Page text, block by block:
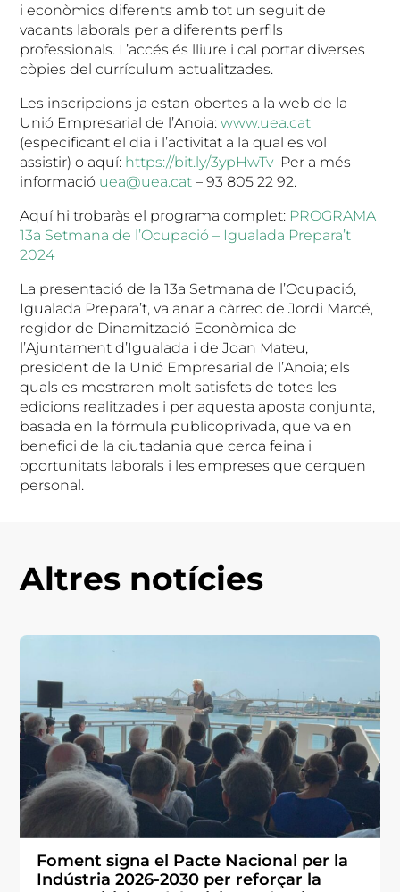
i econòmics diferents amb tot un seguit de
vacants laborals per a diferents perfils
professionals. L’accés és lliure i cal portar diverses
còpies del currículum actualitzades.
Les inscripcions ja estan obertes a la web de la
Unió Empresarial de l’Anoia:www.uea.cat
(especificant el dia i l’activitat a la qual es vol
assistir) o aquí: https://bit.ly/3ypHwTvPer a més
informació uea@uea.cat – 93 805 22 92.
Aquí hi trobaràs el programa complet: PROGRAMA
13a Setmana de l’Ocupació – Igualada Prepara’t
2024
La presentació de la 13a Setmana de l’Ocupació,
Igualada Prepara’t, va anar a càrrec de Jordi Marcé,
regidor de Dinamització Econòmica de
l’Ajuntament d’Igualada i de Joan Mateu,
president de la Unió Empresarial de l’Anoia; els
quals es mostraren molt satisfets de totes les
edicions realitzades i per aquesta aposta conjunta,
basada en la fórmula publicoprivada, que va en
benefici de la ciutadania que cerca feina i
oportunitats laborals i les empreses que cerquen
personal.
Altres notícies
Foment signa el Pacte Nacional per la
Indústria 2026-2030 per reforçar la